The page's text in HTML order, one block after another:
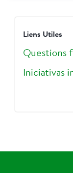
Liens Utiles
Questions
Iniciativas